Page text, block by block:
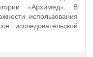
«Архимед». В
использования
исследовательской